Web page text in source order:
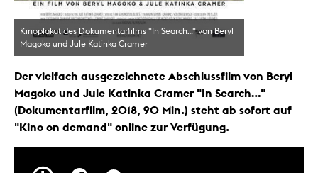
Kinoplakat des Dokumentarfilms "In Search..." von Beryl
Magoko und Jule Katinka Cramer
Der vielfach ausgezeichnete Abschlussfilm von Beryl
Magoko und Jule Katinka Cramer "In Search..."
(Dokumentarfilm, 2018, 90 Min.) steht ab sofort auf
"Kino on demand" online zur Verfügung.